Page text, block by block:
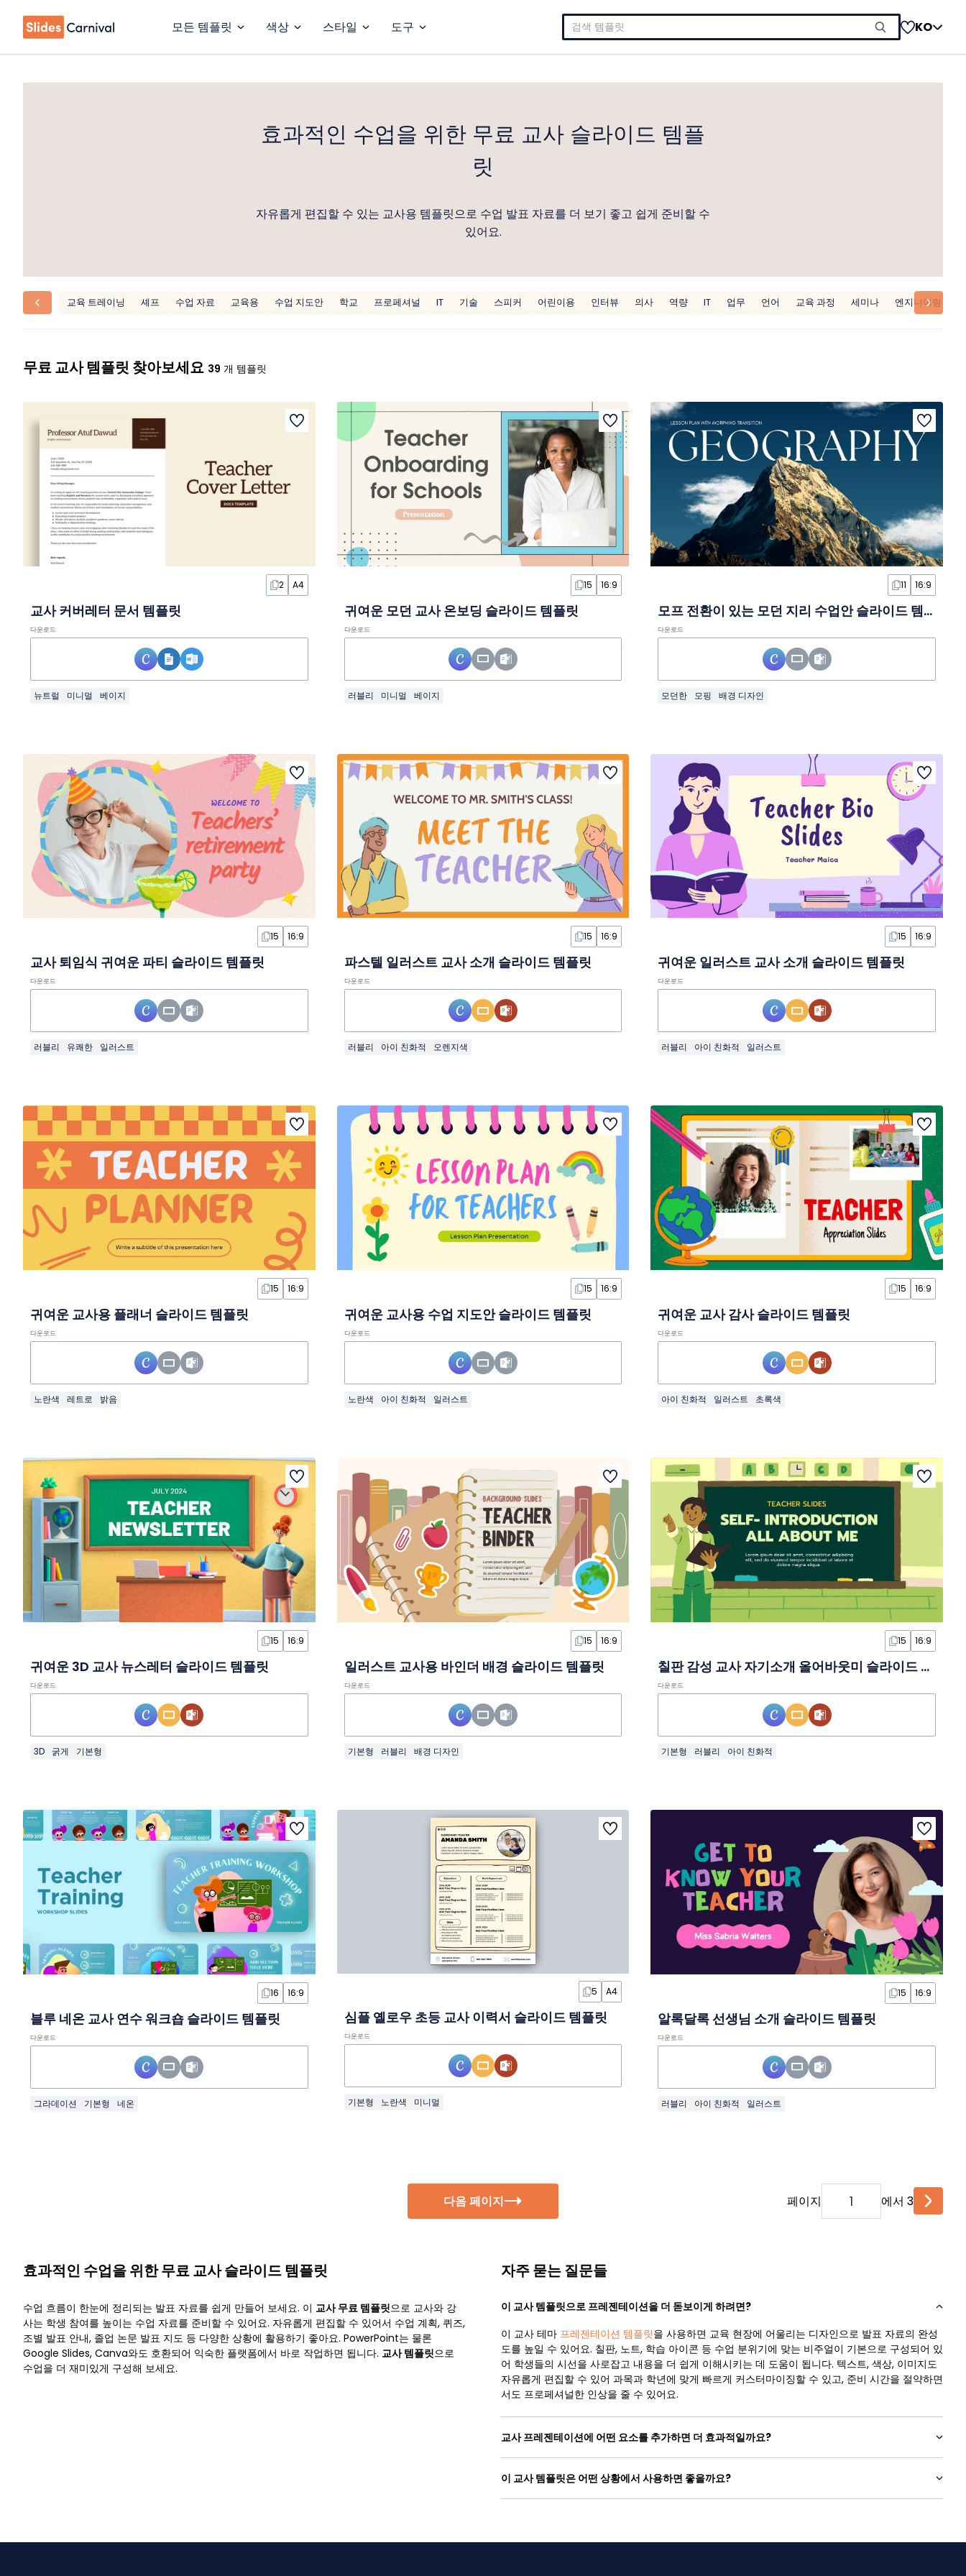
모든 템플릿 색상 스타일 도구
색:
KO
효과적인 수업을 위한 무료 교사 슬라이드 템플
릿
자유롭게 편집할 수 있는 교사용 템플릿으로 수업 발표 자료를 더 보기 좋고 쉽게 준비할 수
있어요.
교육 트레이닝 셰프 수업 자료 교육용 수업 지도안 학교 프로페셔널 IT 기술 스피커 어린이용 인터뷰 의사 역량 IT 업무 언어 교육 과정 세미나 엔지니어링
무료 교사 템플릿 찾아보세요 39 개 템플릿
2 A4
교사 커버레터 문서 템플릿
다운로드
뉴트럴 미니멀 베이지
15 16:9
귀여운 모던 교사 온보딩 슬라이드 템플릿
다운로드
러블리 미니멀 베이지
11 16:9
모프 전환이 있는 모던 지리 수업안 슬라이드 템플릿
다운로드
모던한 모핑 배경 디자인
15 16:9
교사 퇴임식 귀여운 파티 슬라이드 템플릿
다운로드
러블리 유쾌한 일러스트
15 16:9
파스텔 일러스트 교사 소개 슬라이드 템플릿
다운로드
러블리 아이 친화적 오렌지색
15 16:9
귀여운 일러스트 교사 소개 슬라이드 템플릿
다운로드
러블리 아이 친화적 일러스트
15 16:9
귀여운 교사용 플래너 슬라이드 템플릿
다운로드
노란색 레트로 밝음
15 16:9
귀여운 교사용 수업 지도안 슬라이드 템플릿
다운로드
노란색 아이 친화적 일러스트
15 16:9
귀여운 교사 감사 슬라이드 템플릿
다운로드
아이 친화적 일러스트 초록색
15 16:9
귀여운 3D 교사 뉴스레터 슬라이드 템플릿
다운로드
3D 굵게 기본형
15 16:9
일러스트 교사용 바인더 배경 슬라이드 템플릿
다운로드
기본형 러블리 배경 디자인
15 16:9
칠판 감성 교사 자기소개 올어바웃미 슬라이드 템플릿
다운로드
기본형 러블리 아이 친화적
16 16:9
블루 네온 교사 연수 워크숍 슬라이드 템플릿
다운로드
그라데이션 기본형 네온
5 A4
심플 옐로우 초등 교사 이력서 슬라이드 템플릿
다운로드
기본형 노란색 미니멀
15 16:9
알록달록 선생님 소개 슬라이드 템플릿
다운로드
러블리 아이 친화적 일러스트
다음 페이지 페이지 에서 3
효과적인 수업을 위한 무료 교사 슬라이드 템플릿
수업 흐름이 한눈에 정리되는 발표 자료를 쉽게 만들어 보세요. 이 교사 무료 템플릿으로 교사와 강
사는 학생 참여를 높이는 수업 자료를 준비할 수 있어요. 자유롭게 편집할 수 있어서 수업 계획, 퀴즈,
조별 발표 안내, 졸업 논문 발표 지도 등 다양한 상황에 활용하기 좋아요. PowerPoint는 물론
Google Slides, Canva와도 호환되어 익숙한 플랫폼에서 바로 작업하면 됩니다. 교사 템플릿으로
수업을 더 재미있게 구성해 보세요.
자주 묻는 질문들
이 교사 템플릿으로 프레젠테이션을 더 돋보이게 하려면?
이 교사 테마 프레젠테이션 템플릿을 사용하면 교육 현장에 어울리는 디자인으로 발표 자료의 완성
도를 높일 수 있어요. 칠판, 노트, 학습 아이콘 등 수업 분위기에 맞는 비주얼이 기본으로 구성되어 있
어 학생들의 시선을 사로잡고 내용을 더 쉽게 이해시키는 데 도움이 됩니다. 텍스트, 색상, 이미지도
자유롭게 편집할 수 있어 과목과 학년에 맞게 빠르게 커스터마이징할 수 있고, 준비 시간을 절약하면
서도 프로페셔널한 인상을 줄 수 있어요.
교사 프레젠테이션에 어떤 요소를 추가하면 더 효과적일까요?
이 교사 템플릿은 어떤 상황에서 사용하면 좋을까요?